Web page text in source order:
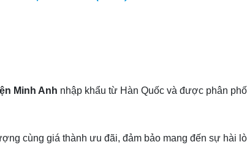
Minh Anh nhập khẩu từ Hàn Quốc và được phân
cùng giá thành ưu đãi, đảm bảo mang đến sự hài